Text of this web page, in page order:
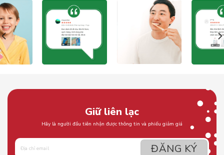
Giữ liên lạc
Hãy là người đầu tiên nhận được thông tin và phiếu giảm giá